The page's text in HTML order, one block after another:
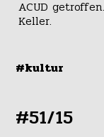
ACUD
Keller.
#kultur
#51/15